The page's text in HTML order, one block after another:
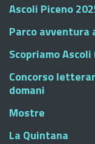
Ascoli Piceno
Parco avventura
Scopriamo
Concorso
domani
Mostre
La Quintana